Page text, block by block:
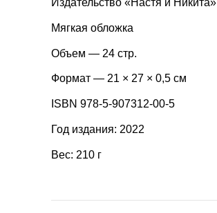
Издательство «Настя и Никита»
Мягкая обложка
Объем — 24 стр.
Формат — 21 × 27 × 0,5 см
ISBN 978-5-907312-00-5
Год издания: 2022
Вес: 210 г